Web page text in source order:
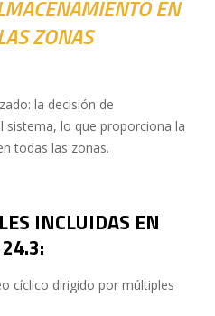
EN
ZONAS
la decisión de
lo que proporciona la
todas las zonas.
INCLUIDAS EN
cíclico dirigido por múltiples